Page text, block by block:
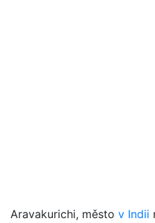
Aravakurichi, město v Indii